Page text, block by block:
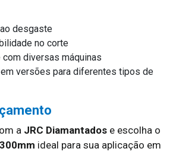
desgaste
no corte
diversas máquinas
versões para diferentes tipos de
a JRC Diamantados e escolha o
ideal para sua aplicação em